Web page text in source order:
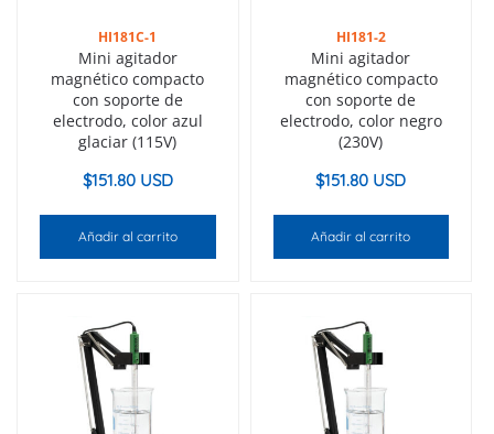
HI181C-1
Mini agitador
magnético compacto
con soporte de
electrodo, color azul
glaciar (115V)
$151.80 USD
Añadir al carrito
HI181-2
Mini agitador
magnético compacto
con soporte de
electrodo, color negro
(230V)
$151.80 USD
Añadir al carrito